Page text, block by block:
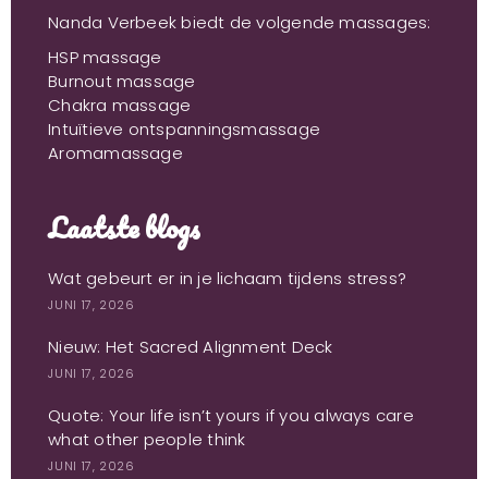
Nanda Verbeek biedt de volgende massages:
HSP massage
Burnout massage
Chakra massage
Intuïtieve ontspanningsmassage
Aromamassage
Laatste blogs
Wat gebeurt er in je lichaam tijdens stress?
JUNI 17, 2026
Nieuw: Het Sacred Alignment Deck
JUNI 17, 2026
Quote: Your life isn’t yours if you always care
what other people think
JUNI 17, 2026